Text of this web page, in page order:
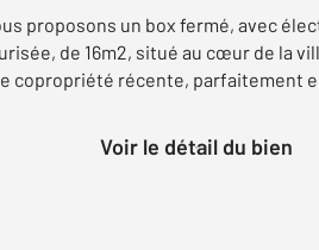
proposons un box fermé, avec
de 16m2, situé au cœur de la
copropriété récente, parfaitement
Voir le détail du bien